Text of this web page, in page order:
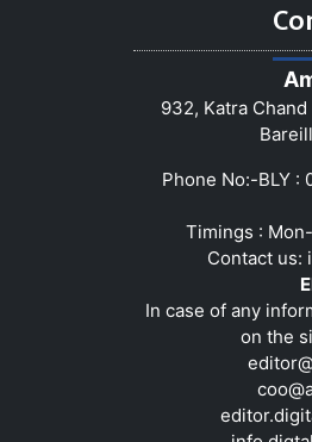
932, Katra
Phone No:-BLY :
Timings :
Contact us:
In case of any
on the